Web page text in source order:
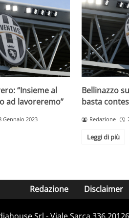
“Insieme al
ad lavoreremo”
Gennaio 2023
Bellinazzo
basta
Redazione
Leggi di più
Redazione Disclaimer